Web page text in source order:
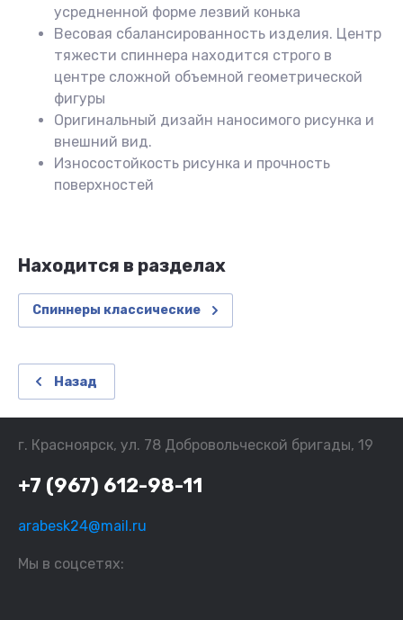
усредненной форме лезвий конька
Весовая сбалансированность изделия. Центр
тяжести спиннера находится строго в
центре сложной объемной геометрической
фигуры
Оригинальный дизайн наносимого рисунка и
внешний вид.
Износостойкость рисунка и прочность
поверхностей
Находится в разделах
Спиннеры классические
Назад
г. Красноярск, ул. 78 Добровольческой бригады, 19
+7 (967) 612-98-11
arabesk24@mail.ru
Мы в соцсетях: